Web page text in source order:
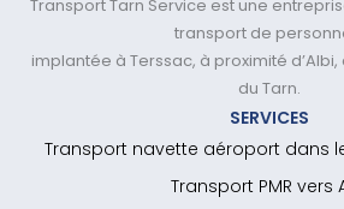
Transport Tarn Service est une
transport de
implantée à Terssac, à proximité
du Tarn.
SERVICES
Transport navette aéroport dans
Transport PMR vers